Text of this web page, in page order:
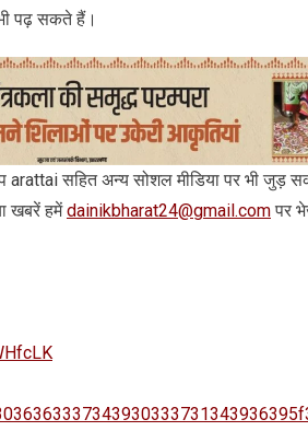
पढ़ सकते हैं।
arattai सहित अन्‍य सोशल मीडिया पर भी
खबरें हमेंdainikbharat24@gmail.comपर